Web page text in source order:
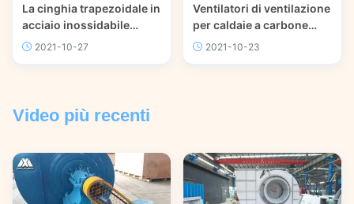
La cinghia trapezoidale in
acciaio inossidabile
aziona un efficiente
2021-10-27
Ventilatori di ventilazione
per caldaie a carbone
Ventilatore industriale ad
2021-10-23
Video più recenti